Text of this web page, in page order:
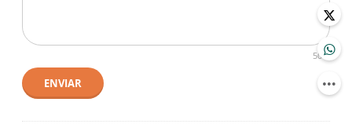
500
ENVIAR